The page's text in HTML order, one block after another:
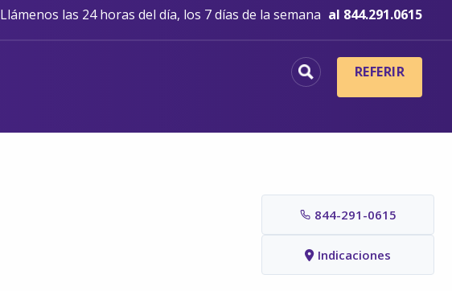
Llámenos las 24 horas del día, los 7 días de la semana al 844.291.0615
REFERIR
844-291-0615
Indicaciones